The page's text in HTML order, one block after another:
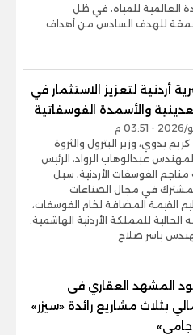
العالمية للمياه، في ظل
للهدف السادس من أهداف
أردنية لتعزيز الاستثمار في
والأسمدة الفوسفاتية
بدوي، وزير البترول والثروة
عبدالوهاب الرواد، الرئيس
مناجم الفوسفات الأردنية، سبل
في مجال الصناعات
القيمة المضافة لخام الفوسفات،
الحالية للمملكة الأردنية الهاشمية.
ياسر صلاح
المشهد العقاري فى
بثلاث مشاريع رائدة «سيزر»